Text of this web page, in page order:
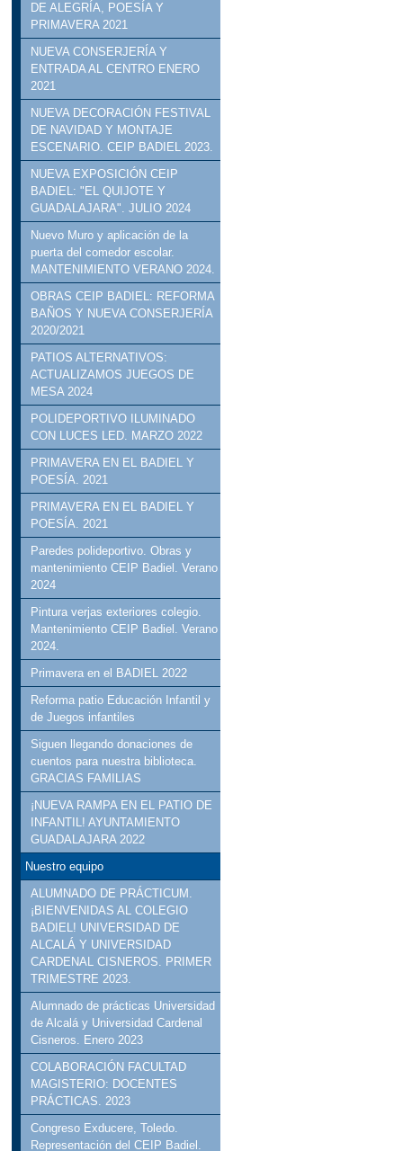
DE ALEGRÍA, POESÍA Y
PRIMAVERA 2021
NUEVA CONSERJERÍA Y
ENTRADA AL CENTRO ENERO
2021
NUEVA DECORACIÓN FESTIVAL
DE NAVIDAD Y MONTAJE
ESCENARIO. CEIP BADIEL 2023.
NUEVA EXPOSICIÓN CEIP
BADIEL: "EL QUIJOTE Y
GUADALAJARA". JULIO 2024
Nuevo Muro y aplicación de la
puerta del comedor escolar.
MANTENIMIENTO VERANO 2024.
OBRAS CEIP BADIEL: REFORMA
BAÑOS Y NUEVA CONSERJERÍA
2020/2021
PATIOS ALTERNATIVOS:
ACTUALIZAMOS JUEGOS DE
MESA 2024
POLIDEPORTIVO ILUMINADO
CON LUCES LED. MARZO 2022
PRIMAVERA EN EL BADIEL Y
POESÍA. 2021
PRIMAVERA EN EL BADIEL Y
POESÍA. 2021
Paredes polideportivo. Obras y
mantenimiento CEIP Badiel. Verano
2024
Pintura verjas exteriores colegio.
Mantenimiento CEIP Badiel. Verano
2024.
Primavera en el BADIEL 2022
Reforma patio Educación Infantil y
de Juegos infantiles
Siguen llegando donaciones de
cuentos para nuestra biblioteca.
GRACIAS FAMILIAS
¡NUEVA RAMPA EN EL PATIO DE
INFANTIL! AYUNTAMIENTO
GUADALAJARA 2022
Nuestro equipo
ALUMNADO DE PRÁCTICUM.
¡BIENVENIDAS AL COLEGIO
BADIEL! UNIVERSIDAD DE
ALCALÁ Y UNIVERSIDAD
CARDENAL CISNEROS. PRIMER
TRIMESTRE 2023.
Alumnado de prácticas Universidad
de Alcalá y Universidad Cardenal
Cisneros. Enero 2023
COLABORACIÓN FACULTAD
MAGISTERIO: DOCENTES
PRÁCTICAS. 2023
Congreso Exducere, Toledo.
Representación del CEIP Badiel.